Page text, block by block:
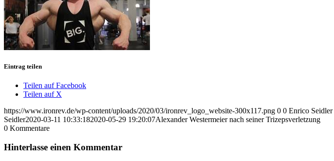
Eintrag teilen
Teilen auf Facebook
Teilen auf X
https://www.ironrev.de/wp-content/uploads/2020/03/ironrev_logo_website-300x117.png 0 0 Enrico Seidler
Seidler2020-03-11 10:33:182020-05-29 19:20:07Alexander Westermeier nach seiner Trizepsverletzung
0 Kommentare
Hinterlasse einen Kommentar